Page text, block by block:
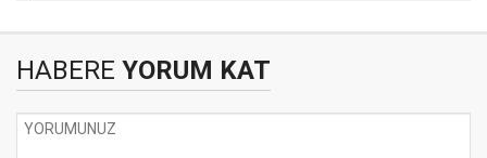
HABERE YORUM KAT